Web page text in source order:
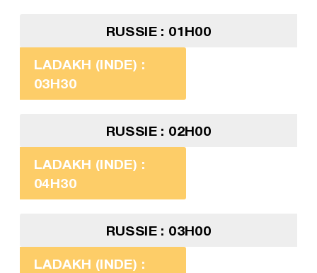
RUSSIE : 01H00
LADAKH (INDE) :
03H30
RUSSIE : 02H00
LADAKH (INDE) :
04H30
RUSSIE : 03H00
LADAKH (INDE) :